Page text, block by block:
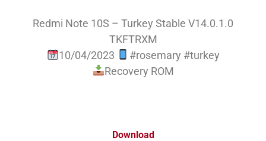
Redmi Note 10S – Turkey Stable V14.0.1.0
TKFTRXM
10/04/2023
#rosemary #turkey
Recovery ROM
Download